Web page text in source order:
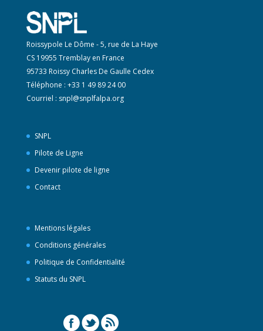
Roissypole Le Dôme - 5, rue de La Haye
CS 19955 Tremblay en France
95733 Roissy Charles De Gaulle Cedex
Téléphone : +33 1 49 89 24 00
Courriel : snpl@snplfalpa.org
SNPL
Pilote de Ligne
Devenir pilote de ligne
Contact
Mentions légales
Conditions générales
Politique de Confidentialité
Statuts du SNPL